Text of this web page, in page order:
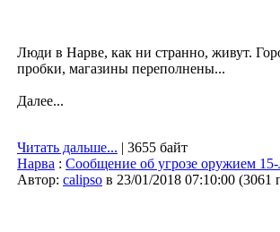
Люди в Нарве, как ни странно, живут.
пробки, магазины переполнены...
Далее...
Читать дальше... | 3655 байт
Нарва : Сообщение об угрозе оружием
Автор: calipso в 23/01/2018 07:10:00 (3061